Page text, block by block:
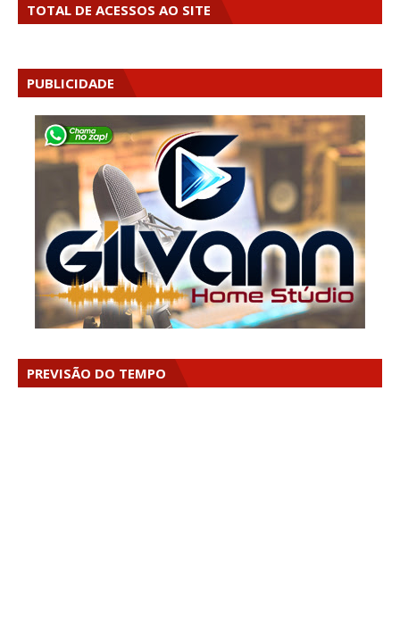
TOTAL DE ACESSOS AO SITE
PUBLICIDADE
PREVISÃO DO TEMPO